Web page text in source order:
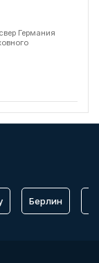
Германия
Берлин